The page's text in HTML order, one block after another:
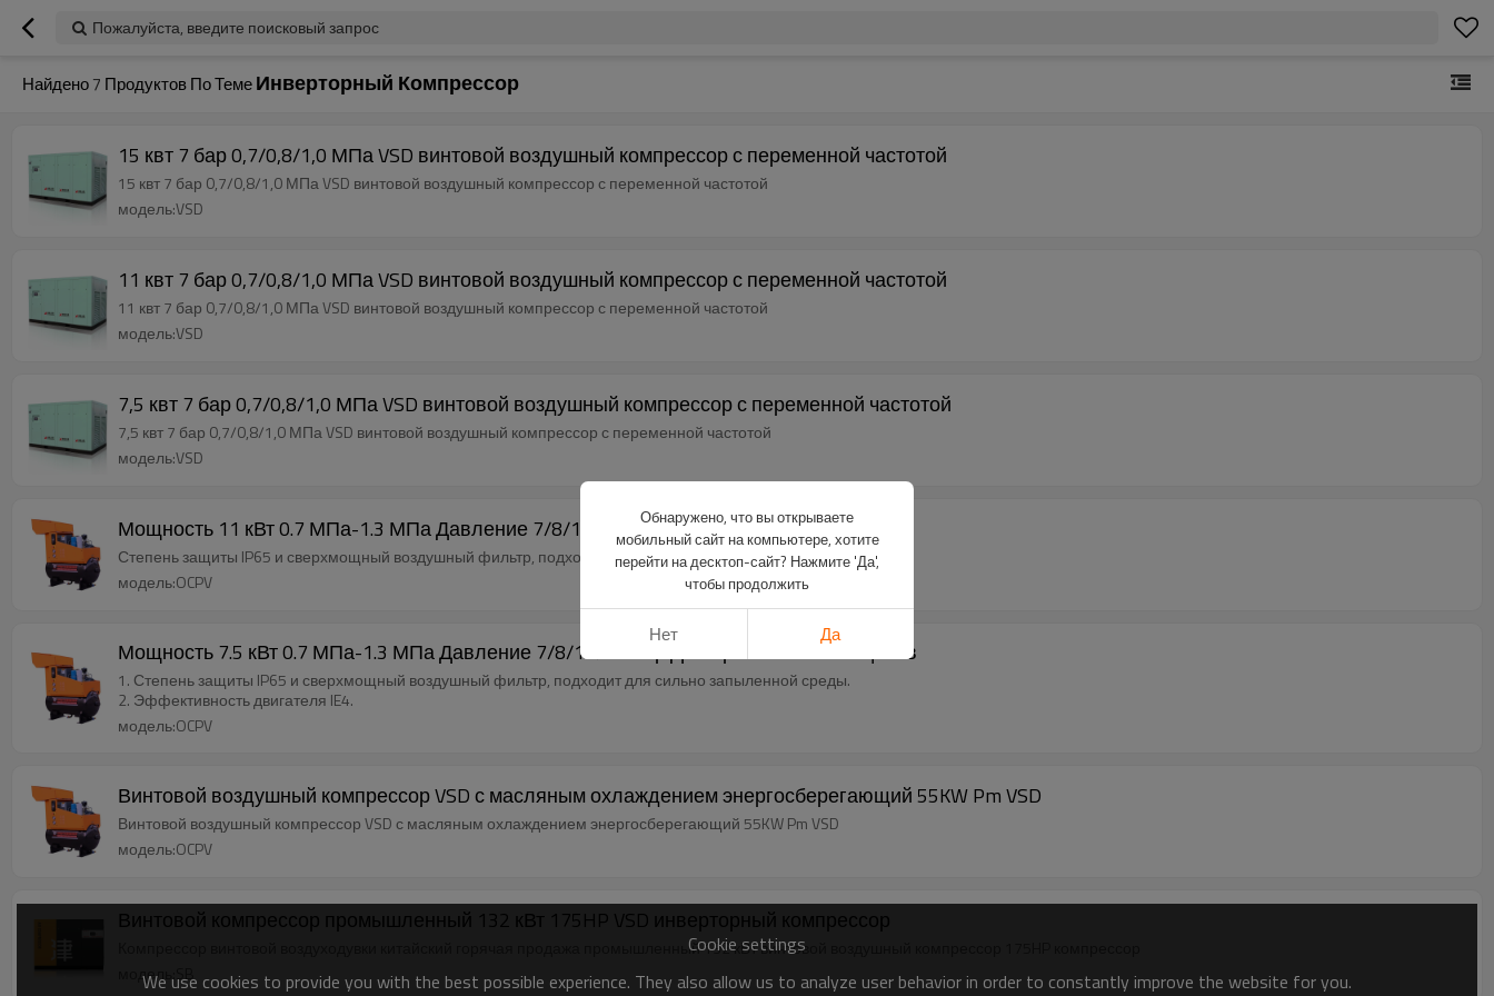
Пожалуйста, введите поисковый запрос
Найдено7 Продуктов По ТемеИнверторный Компрессор
15 квт 7 бар 0,7/0,8/1,0 МПа VSD винтовой воздушный компрессор с переменной частотой
15 квт 7 бар 0,7/0,8/1,0 МПа VSD винтовой воздушный компрессор с переменной частотой
модель:VSD
11 квт 7 бар 0,7/0,8/1,0 МПа VSD винтовой воздушный компрессор с переменной частотой
11 квт 7 бар 0,7/0,8/1,0 МПа VSD винтовой воздушный компрессор с переменной частотой
модель:VSD
7,5 квт 7 бар 0,7/0,8/1,0 МПа VSD винтовой воздушный компрессор с переменной частотой
7,5 квт 7 бар 0,7/0,8/1,0 МПа VSD винтовой воздушный компрессор с переменной частотой
модель:VSD
Мощность 11 кВт 0.7 МПа-1.3 МПа Давление 7/8/10/13 Бар промышленный
Степень защиты IP65 и сверхмощный воздушный фильтр, подходит для сильно запыленной среды.
модель:OCPV
Мощность 7.5 кВт 0.7 МПа-1.3 МПа Давление 7/8/10/13 Бар Для промышленных цехов
1. Степень защиты IP65 и сверхмощный воздушный фильтр, подходит для сильно запыленной среды.
2. Эффективность двигателя IE4.
модель:OCPV
Винтовой воздушный компрессор VSD с масляным охлаждением энергосберегающий 55KW Pm VSD
Винтовой воздушный компрессор VSD с масляным охлаждением энергосберегающий 55KW Pm VSD
модель:OCPV
Винтовой компрессор промышленный 132 кВт 175HP VSD инверторный компрессор
Компрессор винтовой воздуходувки китайский горячая продажа промышленный 132 кВт винтовой воздушный компрессор 175HP компрессор
модель:SB
Cookie settings
We use cookies to provide you with the best possible experience. They also allow us to analyze user behavior in order to constantly improve the website for you.
Обнаружено, что вы открываете
мобильный сайт на компьютере, хотите
перейти на десктоп-сайт? Нажмите 'Да',
чтобы продолжить
Нет Да